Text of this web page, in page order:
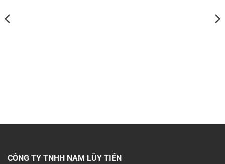
CÔNG TY TNHH NAM LŨY TIẾN